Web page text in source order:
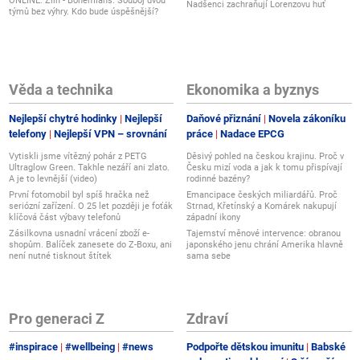
týmů bez výhry. Kdo bude úspěšnější?
Nadšenci zachraňují Lorenzovu huť
Věda a technika
Nejlepší chytré hodinky
Nejlepší
telefony
Nejlepší VPN – srovnání
Vytiskli jsme vítězný pohár z PETG
Ultraglow Green. Takhle nezáří ani zlato.
A je to levnější (video)
První fotomobil byl spíš hračka než
seriózní zařízení. O 25 let později je foťák
klíčová část výbavy telefonů
Zásilkovna usnadní vrácení zboží e-
shopům. Balíček zanesete do Z-Boxu, ani
není nutné tisknout štítek
Ekonomika a byznys
Daňové přiznání Novela zákoníku
práce Nadace EPCG
Děsivý pohled na českou krajinu. Proč v
Česku mizí voda a jak k tomu přispívají
rodinné bazény?
Emancipace českých miliardářů. Proč
Strnad, Křetínský a Komárek nakupují
západní ikony
Tajemství měnové intervence: obranou
japonského jenu chrání Amerika hlavně
sama sebe
Pro generaci Z
#inspirace #wellbeing #news
Zdraví
Podpořte dětskou imunitu Babské